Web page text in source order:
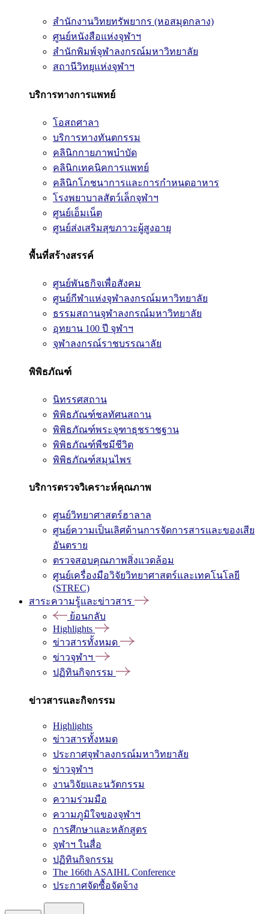
สำนักงานวิทยทรัพยากร (หอสมุดกลาง)
ศูนย์หนังสือแห่งจุฬาฯ
สำนักพิมพ์จุฬาลงกรณ์มหาวิทยาลัย
สถานีวิทยุแห่งจุฬาฯ
บริการทางการแพทย์
โอสถศาลา
บริการทางทันตกรรม
คลินิกกายภาพบำบัด
คลินิกเทคนิคการแพทย์
คลินิกโภชนาการและการกำหนดอาหาร
โรงพยาบาลสัตว์เล็กจุฬาฯ
ศูนย์เอ็มเน็ต
ศูนย์ส่งเสริมสุขภาวะผู้สูงอายุ
พื้นที่สร้างสรรค์
ศูนย์พันธกิจเพื่อสังคม
ศูนย์กีฬาแห่งจุฬาลงกรณ์มหาวิทยาลัย
ธรรมสถานจุฬาลงกรณ์มหาวิทยาลัย
อุทยาน 100 ปี จุฬาฯ
จุฬาลงกรณ์ราชบรรณาลัย
พิพิธภัณฑ์
นิทรรศสถาน
พิพิธภัณฑ์ชลทัศนสถาน
พิพิธภัณฑ์พระจุฑาธุชราชฐาน
พิพิธภัณฑ์พืชมีชีวิต
พิพิธภัณฑ์สมุนไพร
บริการตรวจวิเคราะห์คุณภาพ
ศูนย์วิทยาศาสตร์ฮาลาล
ศูนย์ความเป็นเลิศด้านการจัดการสารและของเสีย
อันตราย
ตรวจสอบคุณภาพสิ่งแวดล้อม
ศูนย์เครื่องมือวิจัยวิทยาศาสตร์และเทคโนโลยี
(STREC)
สาระความรู้และข่าวสาร
ย้อนกลับ
Highlights
ข่าวสารทั้งหมด
ข่าวจุฬาฯ
ปฏิทินกิจกรรม
ข่าวสารและกิจกรรม
Highlights
ข่าวสารทั้งหมด
ประกาศจุฬาลงกรณ์มหาวิทยาลัย
ข่าวจุฬาฯ
งานวิจัยและนวัตกรรม
ความร่วมมือ
ความภูมิใจของจุฬาฯ
การศึกษาและหลักสูตร
จุฬาฯ ในสื่อ
ปฏิทินกิจกรรม
The 166th ASAIHL Conference
ประกาศจัดซื้อจัดจ้าง